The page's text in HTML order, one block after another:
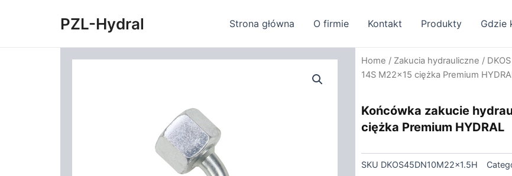
PZL-Hydral Strona główna O firmie Kontakt Produkty Gdzie
Home / Zakucia hydrauliczne / DKOS
14S M22x15 ciężka Premium
Końcówka zakucie
ciężka Premium HYDRAL
SKU DKOS45DN10M22x1.5H